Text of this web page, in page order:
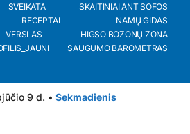
SVEIKATA
SKAITINIAI ANT SOFOS
RECEPTAI
NAMŲ GIDAS
VERSLAS
HIGSO BOZONŲ ZONA
SAUGUMO BAROMETRAS
9 d. • Sekmadienis